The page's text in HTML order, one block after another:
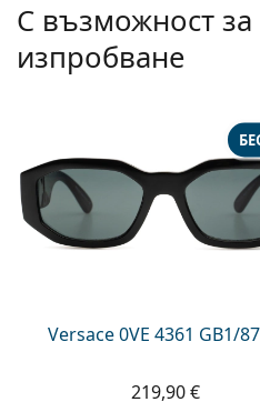
С възможност за
изпробване
Versace 0VE 4361 GB1/
219,90 €